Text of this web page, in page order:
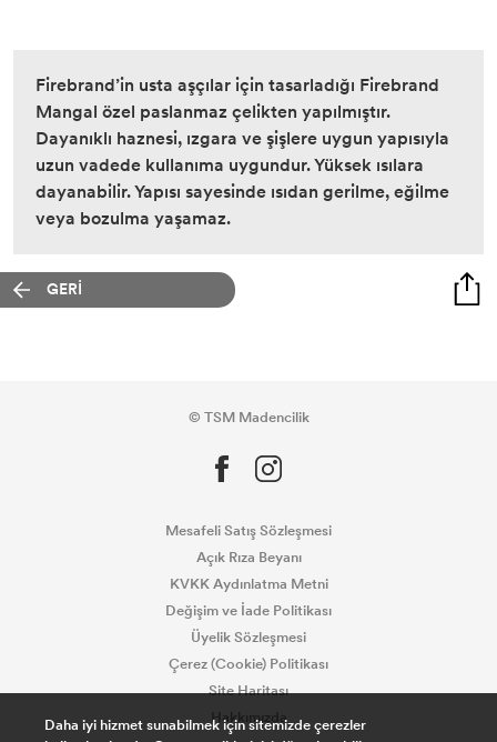
Firebrand’in usta aşçılar için tasarladığı Firebrand
Mangal özel paslanmaz çelikten yapılmıştır.
Dayanıklı haznesi, ızgara ve şişlere uygun yapısıyla
uzun vadede kullanıma uygundur. Yüksek ısılara
dayanabilir. Yapısı sayesinde ısıdan gerilme, eğilme
veya bozulma yaşamaz.
GERİ
© TSM Madencilik
Mesafeli Satış Sözleşmesi
Açık Rıza Beyanı
KVKK Aydınlatma Metni
Değişim ve İade Politikası
Üyelik Sözleşmesi
Çerez (Cookie) Politikası
Site Haritası
Hakkımızda
Daha iyi hizmet sunabilmek için sitemizde çerezler